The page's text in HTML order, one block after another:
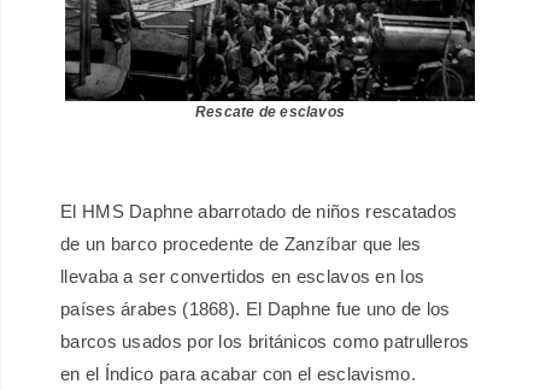
Rescate de esclavos
El HMS Daphne abarrotado de niños rescatados
de un barco procedente de Zanzíbar que les
llevaba a ser convertidos en esclavos en los
países árabes (1868). El Daphne fue uno de los
barcos usados por los británicos como patrulleros
en el Índico para acabar con el esclavismo.